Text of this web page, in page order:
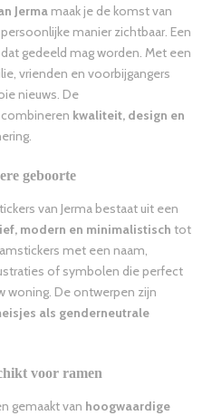
Jerma maak je de komst van
manier zichtbaar. Een
gedeeld mag worden. Met een
vrienden en voorbijgangers
nieuws. De
kwaliteit, design en
geboorte
van Jerma bestaat uit een
modern en minimalistisch tot
met een naam,
of symbolen die perfect
woning. De ontwerpen zijn
als genderneutrale
voor ramen
gemaakt van hoogwaardige